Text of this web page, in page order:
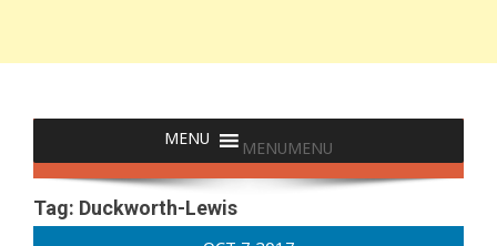
MENUMENU
Tag: Duckworth-Lewis